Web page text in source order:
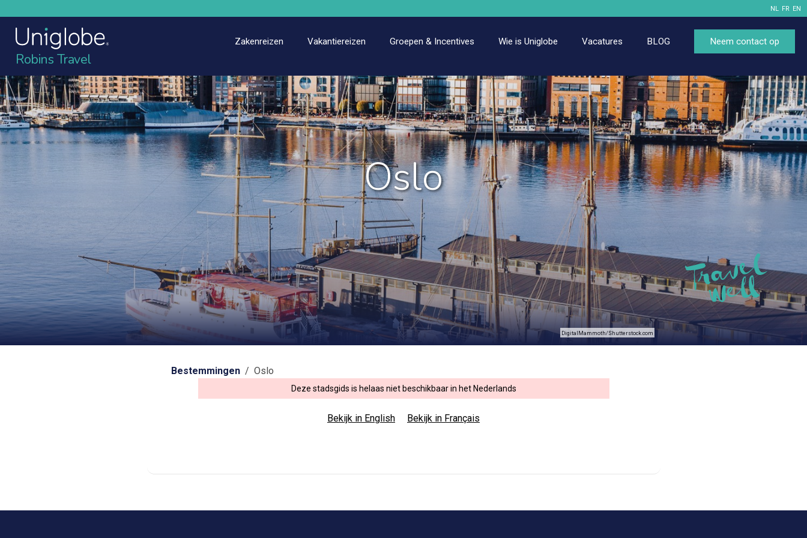
NL FR EN
Robins Travel
Zakenreizen Vakantiereizen Groepen & Incentives Wie is Uniglobe Vacatures BLOG Neem contact op
Oslo
DigitalMammoth/Shutterstock.com
Bestemmingen/ Oslo
Deze stadsgids is helaas niet beschikbaar in het Nederlands
Bekijk in English Bekijk in Français